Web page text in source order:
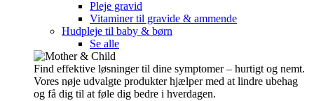
Pleje gravid
Vitaminer til gravide & ammende
Hudpleje til baby & børn
Se alle
Find effektive løsninger til dine symptomer – hurtigt og nemt.
Vores nøje udvalgte produkter hjælper med at lindre ubehag
og få dig til at føle dig bedre i hverdagen.